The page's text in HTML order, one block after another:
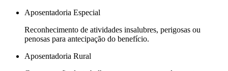
Aposentadoria Especial
Reconhecimento de atividades insalubres, perigosas ou
penosas para antecipação do benefício.
Aposentadoria Rural